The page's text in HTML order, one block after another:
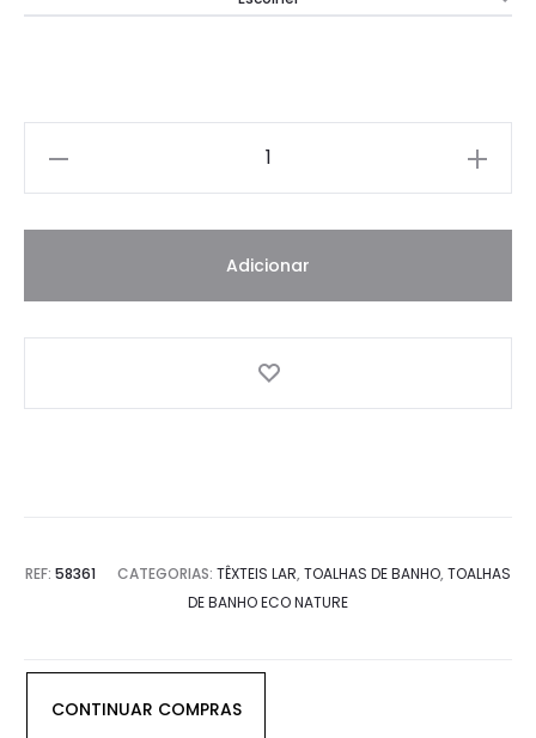
Adicionar
REF: 58361 CATEGORIAS: TÊXTEIS LAR, TOALHAS DE BANHO, TOALHAS
DE BANHO ECO NATURE
CONTINUAR COMPRAS